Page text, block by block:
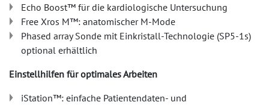
Echo Boost™ für die kardiologische Untersuchung
Free Xros M™: anatomischer M-Mode
Phased array Sonde mit Einkristall-Technologie (SP5-1s)
optional erhältlich
Einstellhilfen für optimales Arbeiten
iStation™: einfache Patientendaten- und